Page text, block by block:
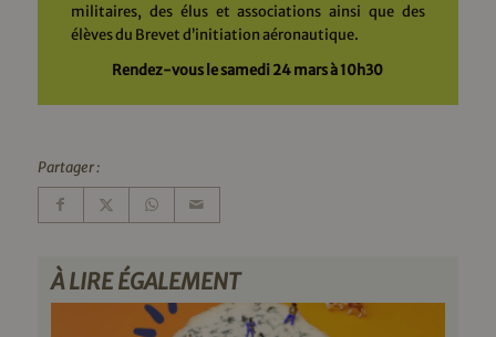
militaires, des élus et associations ainsi que des
élèves du Brevet d’initiation aéronautique.
Rendez-vous le samedi 24 mars à 10h30
Partager :
À LIRE ÉGALEMENT